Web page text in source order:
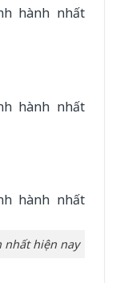
nhất hiện nay